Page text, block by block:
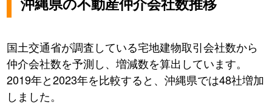
国土交通省が調査している宅地建物取引会社数から
仲介会社数を予測し、増減数を算出しています。
2019年と2023年を比較すると、沖縄県では48社増加
しました。